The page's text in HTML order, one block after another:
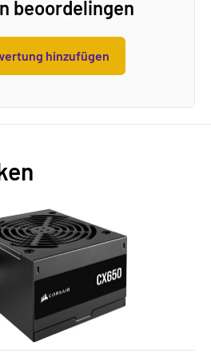
beoordelingen
hinzufügen